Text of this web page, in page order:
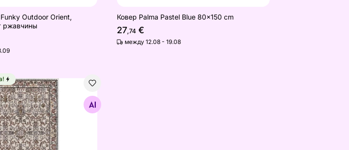
Outdoor Orient,
ржавчины
Ковер Palma Pastel Blue 80x150 cm
27,74€
между 12.08 - 19.08
Lulu beige 80x125 см
Найдите похожие